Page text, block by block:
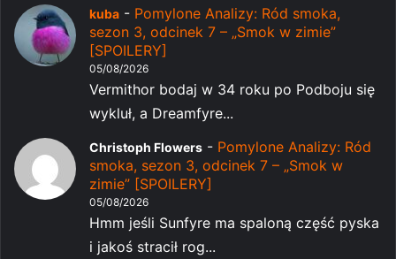
kuba - Pomylone Analizy: Ród smoka,
sezon 3, odcinek 7 – „Smok w zimie”
[SPOILERY]
05/08/2026
Vermithor bodaj w 34 roku po Podboju się
wykluł, a Dreamfyre...
Christoph Flowers - Pomylone Analizy: Ród
smoka, sezon 3, odcinek 7 – „Smok w
zimie” [SPOILERY]
05/08/2026
Hmm jeśli Sunfyre ma spaloną część pyska
i jakoś stracił rog...